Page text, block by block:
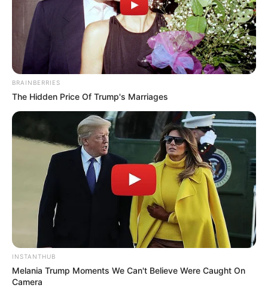
BRAINBERRIES
The Hidden Price Of Trump's Marriages
INSTANTHUB
Melania Trump Moments We Can't Believe Were Caught On
Camera